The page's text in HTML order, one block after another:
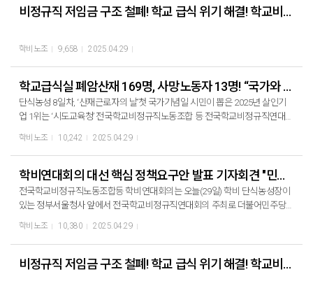
안감을 호소하였다. 이는 늘봄학교가 교육 현장을 고려하지 않은 졸속 정책임
위기가 닥쳤다.”라며 “윤석열 정부와 국민의 힘 총선승리를 위해 방과후강사가
희생된 것이다.”라고 말하며 늘봄학교 운영개선과 정상화를 촉구했다. 전국학
교비정규직노동조합 서울지부 김가영 방과후강사는 늘봄학교로 인해 예산이
없어져 버린 특수반 방과후의 상황을 전하며 “강사의 생계도 문제지만 전문성
이 필요한 장애아이들은 늘봄교실에서 방치되고 도태되고 있다.”라며 “아무런
배려도 대책도 없이 강사도, 학부모도, 아이들도 모두 피해자가 되었다.”라고 늘
봄학교의 실태를 전했다. ▶ 방과후강사도 교육의 주체! 늘봄운영계획 수립에
라! ▶ 공적예산 퍼주기식, 공교육의 업체외주화 늘봄정책 철회하라! ▶ 방과후
강사 생계 위협하는 졸속 늘봄학교, 당장 개선하라!
비정규직 저임금 구조 철폐! 학교 급식 위기 해결! 학교비정규직연대회의 대표단 단식농성 8일차
학비노조 9,658 2025.04.29
학교급식실 폐암산재 169명, 사망노동자 13명! “국가와 정치는 어디에 있는가?”
단식농성 8일차, ‘산재근로자의 날’첫 국가기념일 시민이 뽑은 2025년 살인기
업 1위는 ‘시도교육청’ 전국학교비정규직노동조합 등 전국학교비정규직연대회
학교비정규직노동자의 산업재해 예방을 위한 국가와 정치의 제대로 된 역할을
요구했다. 4월 28일 산재노동자 추모의 날을 첫 국가기념일로 지정한 것이 요
식행위가 아니라 진정성 있는 국가기념일이라면 정부와 국회는 학교급식노동
자가 더 이상 산업재해로 죽고 다치지 않게 법제도를 개선해야 한다. 이주호 교
육부 장관은 지난 4월 25일 국회 교육위원회 현안 질의에서 학교 급식실의 조
을 했다. 이는 120~150명에 육박하는 현재 높은 식수 인원 기준을 전혀 모르고
있었다는 것이다. 학교 급식 노동이 무너지는 동안, 이 정부가 학교현장에 얼마
나 관심없고, 무책임했는지를 방증한다. 학비노조 민태호 위원장은 “무상급식
이 무너질 위기에, 국가와 정치는 어디에 있습니까?, “노동자들이 죽어가는데,
학비노조 10,242 2025.04.29
학비연대회의 대선 핵심 정책요구안 발표 기자회견 "민주당 을지로, 모든것 받아안겠다."
전국학교비정규직노동조합등 학비연대회의는 오늘(29일) 학비 단식농성장이
있는 정부서울청사 앞에서 전국학교비정규직연대회의 주최로 더불어민주당
선 핵심 정책요구안 발표 기자회견을 열었다. “방학중 무임금, 너무 황당하다.”
학교급식종합대책안 마련 학교비정규직 법제화 노력 더불어민주당 을지로위
원회 위원장 민병덕 국회의원은“독을 먹고 자란 나무에서 건강한 열매가 열릴
학비노조 10,380 2025.04.29
비정규직 저임금 구조 철폐! 학교 급식 위기 해결! 학교비정규직연대회의 대표단 단식농성 6,7일차